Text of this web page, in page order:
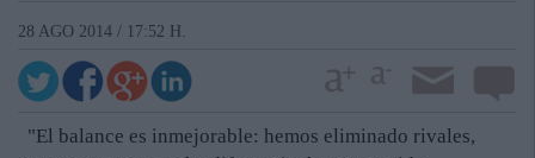
28 AGO 2014 / 17:52 H.
"El balance es inmejorable: hemos eliminado rivales,